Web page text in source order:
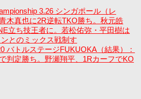
3.26 シンガポール（レ
木真也に2R逆転TKO勝ち。秋元皓
立ち技王者に。若松佑弥・平田樹は
とのミックス戦制す
バトルステージFUKUOKA（結果）：
判定勝ち。野瀬翔平、1RカーフでKO